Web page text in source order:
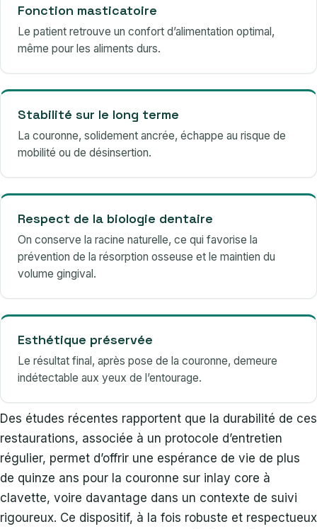
Fonction masticatoire
Le patient retrouve un confort d’alimentation optimal,
même pour les aliments durs.
Stabilité sur le long terme
La couronne, solidement ancrée, échappe au risque de
mobilité ou de désinsertion.
Respect de la biologie dentaire
On conserve la racine naturelle, ce qui favorise la
prévention de la résorption osseuse et le maintien du
volume gingival.
Esthétique préservée
Le résultat final, après pose de la couronne, demeure
indétectable aux yeux de l’entourage.
Des études récentes rapportent que la durabilité de ces
restaurations, associée à un protocole d’entretien
régulier, permet d’offrir une espérance de vie de plus
de quinze ans pour la couronne sur inlay core à
clavette, voire davantage dans un contexte de suivi
rigoureux. Ce dispositif, à la fois robuste et respectueux